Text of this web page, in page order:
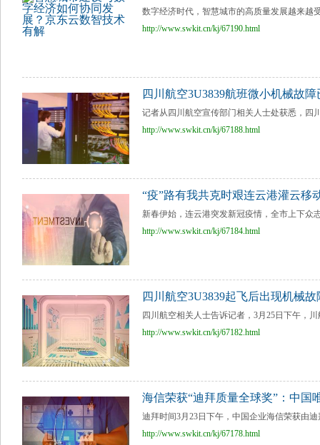
数字经济时代，智慧城市的高质量发展越来越
http://www.swkit.cn/kj/67190.html
四川航空3U3839航班微小机械故
记者从四川航空宣传部门相关人士处获悉，四
http://www.swkit.cn/kj/67188.html
“疫”路有我共克时艰连云港灌云移
新春伊始，连云港突发新冠疫情，全市上下众
http://www.swkit.cn/kj/67184.html
四川航空3U3839起飞后出现机械
四川航空相关人士告诉记者，3月25日下午，
http://www.swkit.cn/kj/67182.html
海信荣获“迪拜质量全球奖”：中国
迪拜时间3月23日下午，中国企业海信荣获由
http://www.swkit.cn/kj/67178.html